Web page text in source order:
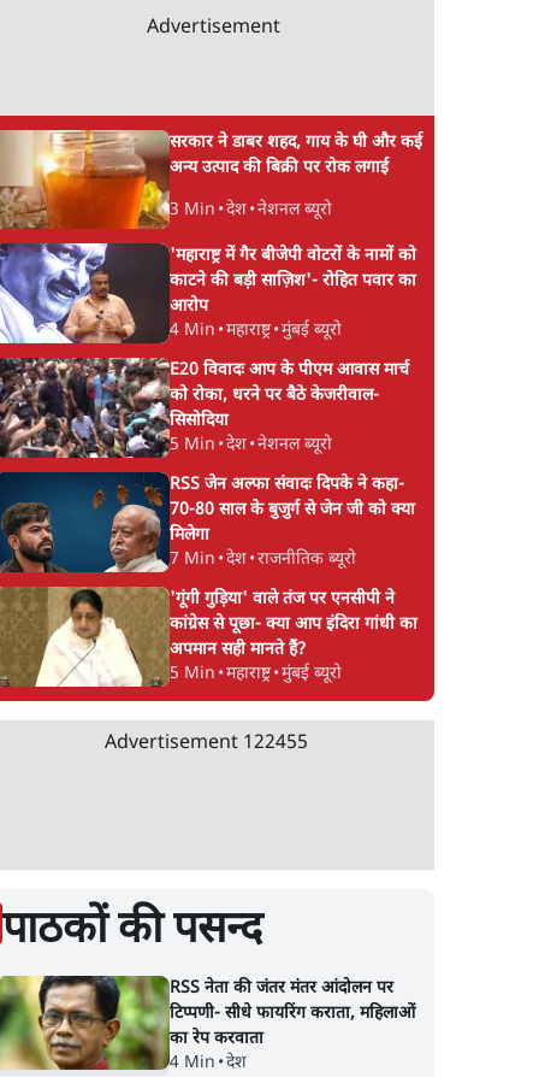
Advertisement
सरकार ने डाबर शहद, गाय के घी और कई
अन्य उत्पाद की बिक्री पर रोक लगाई
3 Min •देश•नेशनल ब्यूरो
'महाराष्ट्र में गैर बीजेपी वोटरों के नामों को
काटने की बड़ी साज़िश'- रोहित पवार का
आरोप
4 Min •महाराष्ट्र•मुंबई ब्यूरो
E20 विवादः आप के पीएम आवास मार्च
को रोका, धरने पर बैठे केजरीवाल-
सिसोदिया
5 Min •देश•नेशनल ब्यूरो
RSS जेन अल्फा संवादः दिपके ने कहा-
70-80 साल के बुजुर्ग से जेन जी को क्या
मिलेगा
7 Min •देश•राजनीतिक ब्यूरो
'गूंगी गुड़िया' वाले तंज पर एनसीपी ने
कांग्रेस से पूछा- क्या आप इंदिरा गांधी का
अपमान सही मानते हैं?
5 Min •महाराष्ट्र•मुंबई ब्यूरो
Advertisement 122455
पाठकों की पसन्द
RSS नेता की जंतर मंतर आंदोलन पर
टिप्पणी- सीधे फायरिंग कराता, महिलाओं
का रेप करवाता
4 Min •देश